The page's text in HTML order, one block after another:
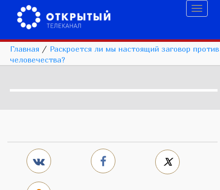
Главная / Раскроется ли мы настоящий заговор против
человечества?